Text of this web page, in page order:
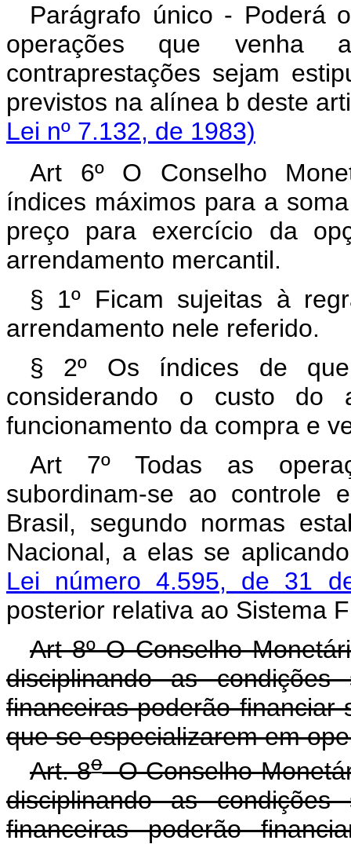
Parágrafo único - Poderá
operações que venha
contraprestações sejam
previstos na alínea b
Lei nº 7.132, de 1983)
Art 6º O Conselho
índices máximos para a
preço para exercício da
arrendamento mercantil.
§ 1º Ficam sujeitas à
arrendamento nele referido.
§ 2º Os índices de
considerando o custo do
funcionamento da compra e
Art 7º Todas as
subordinam-se ao controle
Brasil, segundo normas
Nacional, a elas se
Lei número 4.595, de 31
posterior relativa ao Sistema
Art 8º O Conselho
disciplinando as
financeiras poderão financiar
que se especializarem em
Art. 8oO Conselho
disciplinando as
financeiras poderão